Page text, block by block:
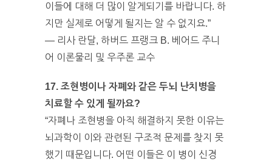
이들에 대해 더 많이 알게되기를 바랍니다. 하
지만 실제로 어떻게 될지는 알 수 없지요.”
— 리사 란달, 하버드 프랭크 B. 베어드 주니
어 이론물리 및 우주론 교수
17. 조현병이나 자폐와 같은 두뇌 난치병을
치료할 수 있게 될까요?
“자폐나 조현병을 아직 해결하지 못한 이유는
뇌과학이 이와 관련된 구조적 문제를 찾지 못
했기 때문입니다. 어떤 이들은 이 병이 신경